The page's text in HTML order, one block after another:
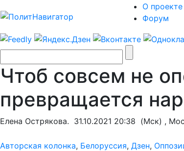
О проекте
Форум
Чтоб совсем не
превращается
Елена Острякова. 31.10.2021 20:38 (Мск) ,
Авторская колонка, Белоруссия, Дзен,